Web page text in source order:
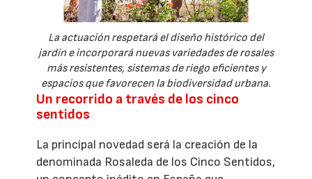
La actuación respetará el diseño histórico del
jardín e incorporará nuevas variedades de rosales
más resistentes, sistemas de riego eficientes y
espacios que favorecen la biodiversidad urbana.
Un recorrido a través de los cinco
sentidos
La principal novedad será la creación de la
denominada Rosaleda de los Cinco Sentidos,